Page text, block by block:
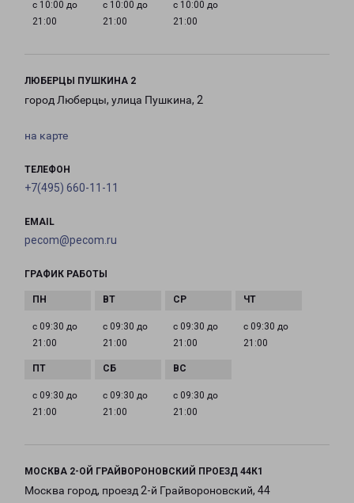
с 10:00 до
21:00
с 10:00 до
21:00
с 10:00 до
21:00
ЛЮБЕРЦЫ ПУШКИНА 2
город Люберцы, улица Пушкина, 2
на карте
ТЕЛЕФОН
+7(495) 660-11-11
EMAIL
pecom@pecom.ru
ГРАФИК РАБОТЫ
с 09:30 до
21:00
с 09:30 до
21:00
с 09:30 до
21:00
с 09:30 до
21:00
с 09:30 до
21:00
с 09:30 до
21:00
с 09:30 до
21:00
МОСКВА 2-ОЙ ГРАЙВОРОНОВСКИЙ ПРОЕЗД 44К1
Москва город, проезд 2-й Грайвороновский, 44